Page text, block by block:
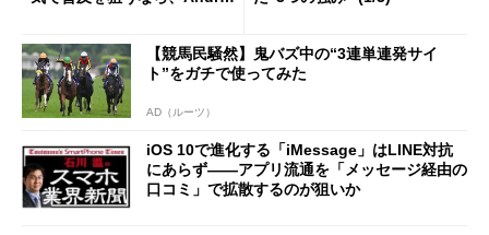
【競馬民騒然】鬼バズ中の“3連単連発サイ
ト”をガチで使ってみた
AD（ルーツ）
iOS 10で進化する「iMessage」はLINE対抗
にあらず――アプリ流通を「メッセージ経由の
口コミ」で拡散するのが狙いか